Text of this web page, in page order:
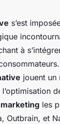
s’est
à
jouent un
l’optimisation
les
Outbrain, et